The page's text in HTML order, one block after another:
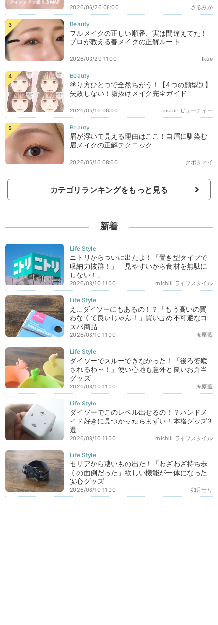
さるみか
2026/06/26 08:00
フルメイクの正しい順番、実は間違えてた！
プロが教える春メイクの正解ルート
Ikue
2026/03/29 11:00
塗り方ひとつで全然ちがう！【4つの顔型別】
失敗しない！垢抜けメイク完全ガイド
michill ビューティー
2026/05/16 08:00
眉が浮いて見える理由はここ！自眉に馴染む
眉メイクの正解テクニック
クボタマイ
2026/05/16 08:00
カテゴリランキングをもっと見る
新着
ニトリからついに出たよ！「置き型タイプで
収納力抜群！」「見やすいから食材を無駄に
しない！」
michill ライフスタイル
2026/08/10 11:00
え…ダイソーにもあるの！？「もう高いの買
わなくて良いじゃん！」買い占め不可避なコ
スパ商品
海原藍
2026/08/10 11:00
ダイソーでスルーできなかった！「後ろ姿癒
されるわ～！」使い心地も意外と良いお弁当
グッズ
海原藍
2026/08/10 11:00
ダイソーでこのレベル出せるの！？ハンドメ
イド好きに見つかったらまずい！本格グッズ3
選
michill ライフスタイル
2026/08/10 11:00
セリアから凄いもの出た！「わざわざ持ち歩
くの面倒だった」欲しい機能が一体になった
安心グッズ
如月せり
2026/08/10 11:00